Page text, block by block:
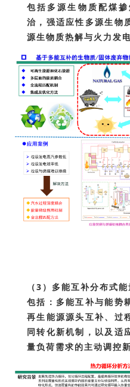
包括多源生物质配煤
治，强适应性多源生物
源生物质热解与火力发
（3）多能互补分布式
包括：多能互补与能势
再生能源源头互补、过
同转化新机制，以及适
量负荷需求的主动调控